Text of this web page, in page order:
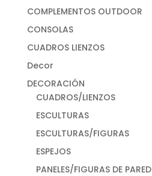
COMPLEMENTOS OUTDOOR
CONSOLAS
CUADROS LIENZOS
Decor
DECORACIÓN
CUADROS/LIENZOS
ESCULTURAS
ESCULTURAS/FIGURAS
ESPEJOS
PANELES/FIGURAS DE PARED